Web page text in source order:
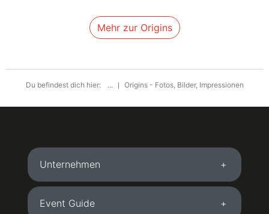
Mehr zur Origins
Du befindest dich hier: ... Origins - Fotos, Bilder, Impressionen
Unternehmen
Event Guide